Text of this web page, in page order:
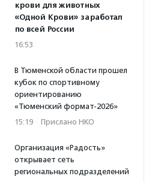
крови для животных
«Одной Крови» заработал
по всей России
16:53
В Тюменской области прошел
кубок по спортивному
ориентированию
«Тюменский формат-2026»
15:19 · Прислано НКО
Организация «Радость»
открывает сеть
региональных подразделений